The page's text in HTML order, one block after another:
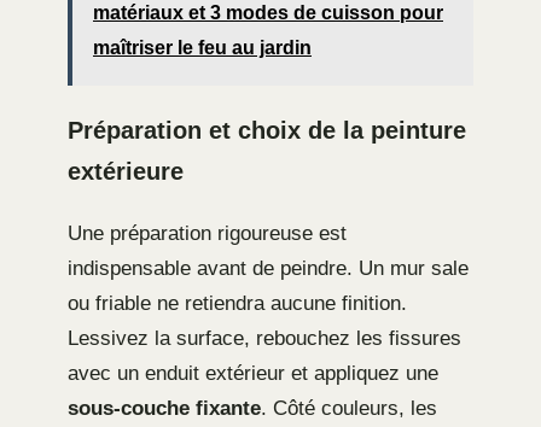
matériaux et 3 modes de cuisson pour
maîtriser le feu au jardin
Préparation et choix de la peinture
extérieure
Une préparation rigoureuse est
indispensable avant de peindre. Un mur sale
ou friable ne retiendra aucune finition.
Lessivez la surface, rebouchez les fissures
avec un enduit extérieur et appliquez une
sous-couche fixante. Côté couleurs, les